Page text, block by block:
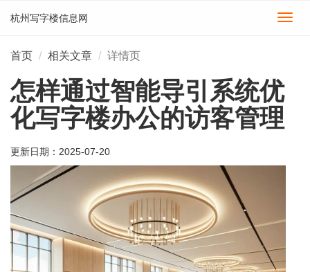
切
杭州写字楼信息网
首页 相关文章 详情页
怎样通过智能导引系统优
化写字楼办公的访客管理
更新日期： 2025-07-20